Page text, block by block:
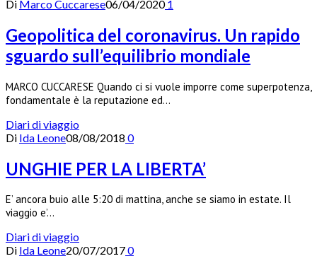
Di Marco Cuccarese06/04/20201
Geopolitica del coronavirus. Un rapido
sguardo sull’equilibrio mondiale
MARCO CUCCARESE Quando ci si vuole imporre come superpotenza,
fondamentale è la reputazione ed…
Diari di viaggio
Di Ida Leone08/08/2018 0
UNGHIE PER LA LIBERTA’
E’ ancora buio alle 5:20 di mattina, anche se siamo in estate. Il
viaggio e’…
Diari di viaggio
Di Ida Leone20/07/20170